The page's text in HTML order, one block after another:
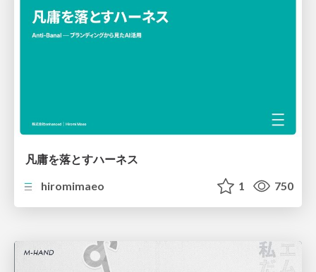
凡庸を落とすハーネス
hiromimaeo
1 750